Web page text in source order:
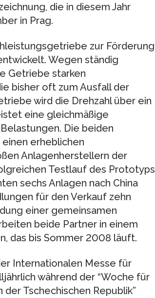
die in diesem Jahr
in Prag.
zur Förderung
Wegen ständig
Getriebe starken
bisher oft zum Ausfall der
wird die Drehzahl über ein
eine gleichmäßige
Die beiden
erheblichen
Anlagenherstellern der
Testlauf des Prototyps
sechs Anlagen nach China
für den Verkauf zehn
einer gemeinsamen
beide Partner in einem
das bis Sommer 2008 läuft.
Internationalen Messe für
während der “Woche für
Tschechischen Republik”